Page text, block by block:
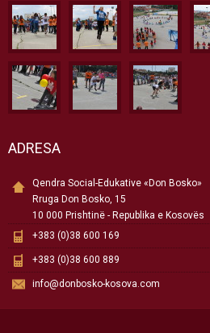
ADRESA
Qendra Social-Edukative «Don Bosko»
Rruga Don Bosko, 15
10 000 Prishtinë - Republika e Kosovës
+383 (0)38 600 169
+383 (0)38 600 889
info@donbosko-kosova.com